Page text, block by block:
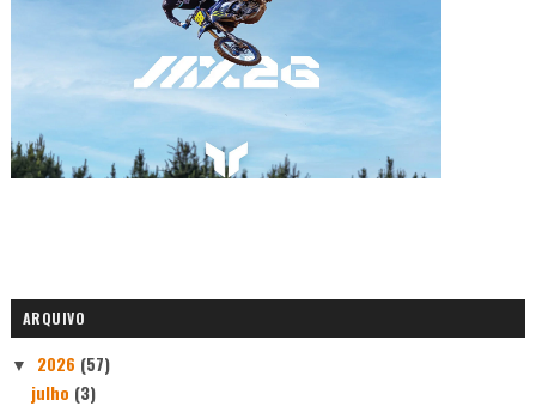
ARQUIVO
▼ 2026 (57)
julho (3)